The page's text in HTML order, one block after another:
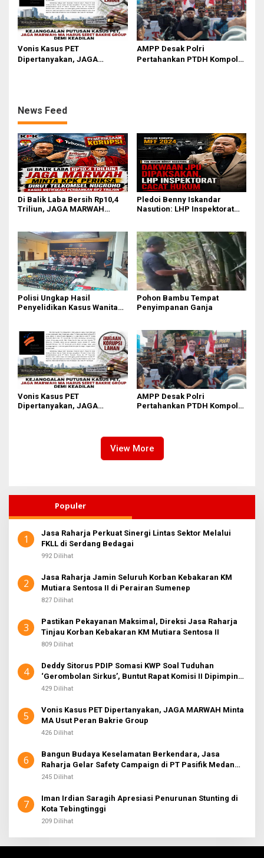
Vonis Kasus PET
Dipertanyakan, JAGA
AMPP Desak Polri
Pertahankan PTDH Kompol
News Feed
Di Balik Laba Bersih Rp10,4
Triliun, JAGA MARWAH
Dugaan Kasus Notifikasi
Perbankan
Pledoi Benny Iskandar
Nasution: LHP Inspektorat
Polisi Ungkap Hasil
Penyelidikan Kasus Wanita
Pohon Bambu Tempat
Penyimpanan Ganja
Vonis Kasus PET
Dipertanyakan, JAGA
AMPP Desak Polri
Pertahankan PTDH Kompol
View More
Populer
1
Jasa Raharja Perkuat Sinergi Lintas Sektor Melalui
FKLL di Serdang Bedagai
992 Dilihat
2
Jasa Raharja Jamin Seluruh Korban Kebakaran KM
Mutiara Sentosa II di Perairan Sumenep
827 Dilihat
3
Pastikan Pekayanan Maksimal, Direksi Jasa Raharja
Tinjau Korban Kebakaran KM Mutiara Sentosa II
809 Dilihat
4
Deddy Sitorus PDIP Somasi KWP Soal Tuduhan
‘Gerombolan Sirkus’, Buntut Rapat Komisi II Dipimpin
Sufmi Dasco Ahmad
429 Dilihat
5
Vonis Kasus PET Dipertanyakan, JAGA MARWAH Minta
MA Usut Peran Bakrie Group
426 Dilihat
6
Bangun Budaya Keselamatan Berkendara, Jasa
Raharja Gelar Safety Campaign di PT Pasifik Medan
Industri
245 Dilihat
7
Iman Irdian Saragih Apresiasi Penurunan Stunting di
Kota Tebingtinggi
209 Dilihat